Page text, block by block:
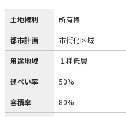
土地権利 所有権
都市計画 市街化区域
用途地域 １種低層
建ぺい率 50%
容積率 80%